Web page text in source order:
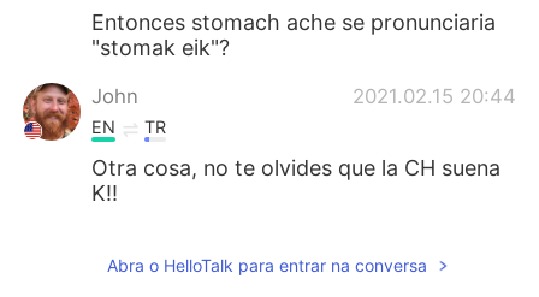
Entonces stomach ache se pronunciaria
"stomak eik"?
John 2021.02.15 20:44
EN TR
Otra cosa, no te olvides que la CH suena
K!!
Abra o HelloTalk para entrar na conversa